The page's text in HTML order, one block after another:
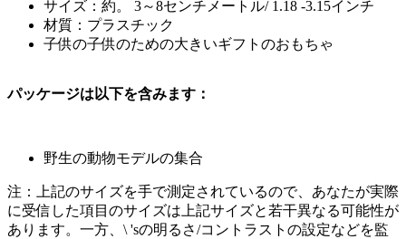
サイズ：約。 3～8センチメートル/ 1.18 -3.15インチ
材質：プラスチック
子供の子供のための大きいギフトのおもちゃ
パッケージは以下を含みます：
野生の動物モデルの集合
注：上記のサイズを手で測定されているので、あなたが実際
に受信した項目のサイズは上記サイズと若干異なる可能性が
あります。一方、\ 'sの明るさ/コントラストの設定などを監